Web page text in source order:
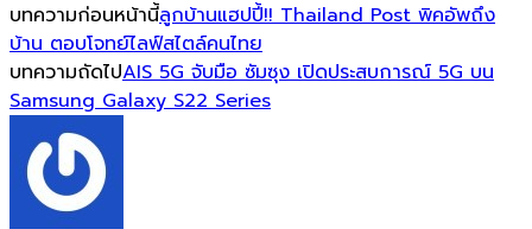
บทความก่อนหน้านี้ลูกบ้านแฮปปี้!! Thailand Post พิคอัพถึง
บ้าน ตอบโจทย์ไลฟ์สไตล์คนไทย
บทความถัดไปAIS 5G จับมือ ซัมซุง เปิดประสบการณ์ 5G บน
Samsung Galaxy S22 Series